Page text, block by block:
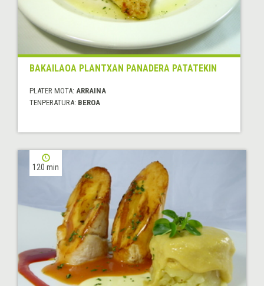
BAKAILAOA PLANTXAN PANADERA PATATEKIN
PLATER MOTA: ARRAINA
TENPERATURA: BEROA
120 min